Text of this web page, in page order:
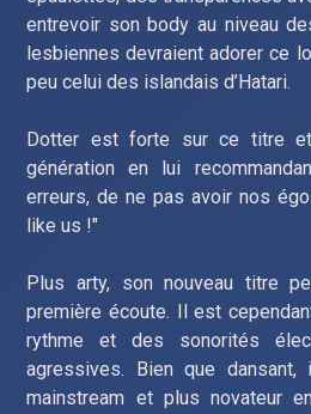
entrevoir son body au niveau
lesbiennes devraient adorer ce
peu celui des islandais d’Hatari.
Dotter est forte sur ce titre
génération en lui
erreurs, de ne pas avoir nos
like us !"
Plus arty, son nouveau titre
première écoute. Il est
rythme et des sonorités
agressives. Bien que
mainstream et plus novateur